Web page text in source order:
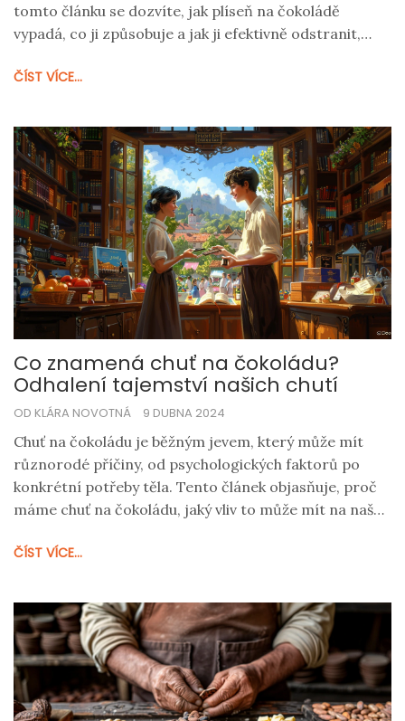
tomto článku se dozvíte, jak plíseň na čokoládě
vypadá, co ji způsobuje a jak ji efektivně odstranit,
sladkost. Podělíme se také o tipy na prevenci, díky
ČÍST VÍCE...
Co znamená chuť na čokoládu?
Odhalení tajemství našich chutí
OD KLÁRA NOVOTNÁ 9 DUBNA 2024
Chuť na čokoládu je běžným jevem, který může mít
různorodé příčiny, od psychologických faktorů po
konkrétní potřeby těla. Tento článek objasňuje, proč
máme chuť na čokoládu, jaký vliv to může mít na naše
zůstali zdraví a spokojení. Najdete zde také zajímavá
ČÍST VÍCE...